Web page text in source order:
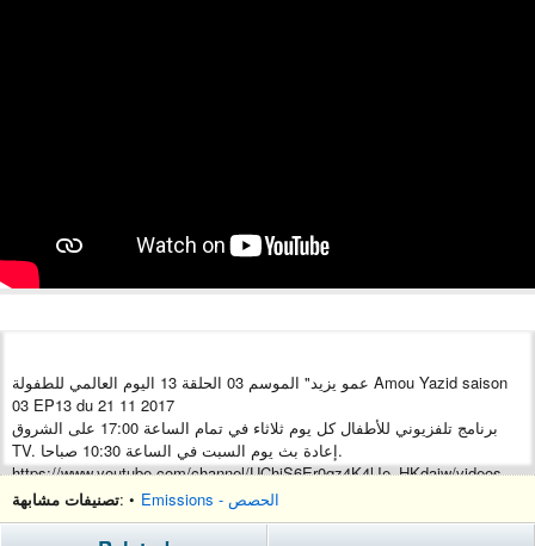
عمو يزيد" الموسم 03 الحلقة 13 اليوم العالمي للطفولة Amou Yazid saison
03 EP13 du 21 11 2017
برنامج تلفزيوني للأطفال كل يوم ثلاثاء في تمام الساعة 17:00 على الشروق
TV. إعادة بث يوم السبت في الساعة 10:30 صباحا.
https://www.youtube.com/channel/UChjS6Er0qz4K4lJe_HKdaiw/videos
https://www.youtube.com/channel/UCty_gajGSupAFOL84rJxtyA/videos
https://www.youtube.com/channel/UChJsATefCX0YfKUYZRuRwsQ/videos
https://www.instagram.com/amou_yazid_officiel/
تصنيفات مشابهة: • Emissions - الحصص